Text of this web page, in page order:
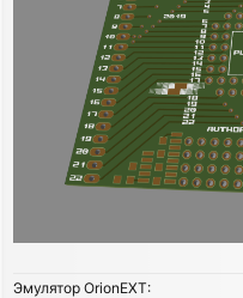
Эмулятор OrionEXT: